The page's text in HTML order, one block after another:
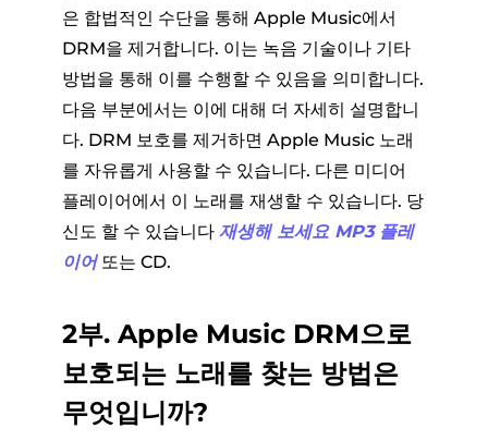
은 합법적인 수단을 통해 Apple Music에서
DRM을 제거합니다. 이는 녹음 기술이나 기타
방법을 통해 이를 수행할 수 있음을 의미합니다.
다음 부분에서는 이에 대해 더 자세히 설명합니
다. DRM 보호를 제거하면 Apple Music 노래
를 자유롭게 사용할 수 있습니다. 다른 미디어
플레이어에서 이 노래를 재생할 수 있습니다. 당
신도 할 수 있습니다 재생해 보세요 MP3 플레
이어또는 CD.
2부. Apple Music DRM으로
보호되는 노래를 찾는 방법은
무엇입니까?